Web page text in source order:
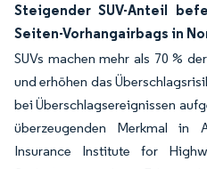
Steigender SUV-Anteil
Seiten-Vorhangairbags in
SUVs machen mehr als 70 %
und erhöhen das
bei Überschlagsereignissen
überzeugenden Merkmal in
Insurance Institute for